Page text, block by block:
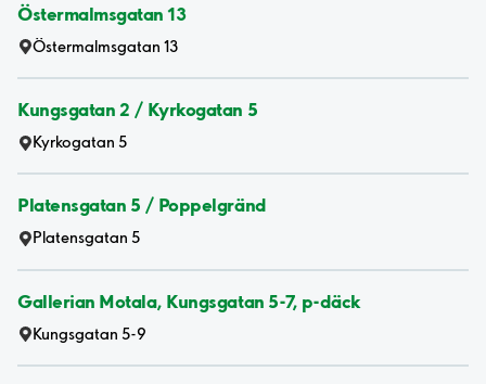
Östermalmsgatan 13
Östermalmsgatan 13
Kungsgatan 2 / Kyrkogatan 5
Kyrkogatan 5
Platensgatan 5 / Poppelgränd
Platensgatan 5
Gallerian Motala, Kungsgatan 5-7, p-däck
Kungsgatan 5-9